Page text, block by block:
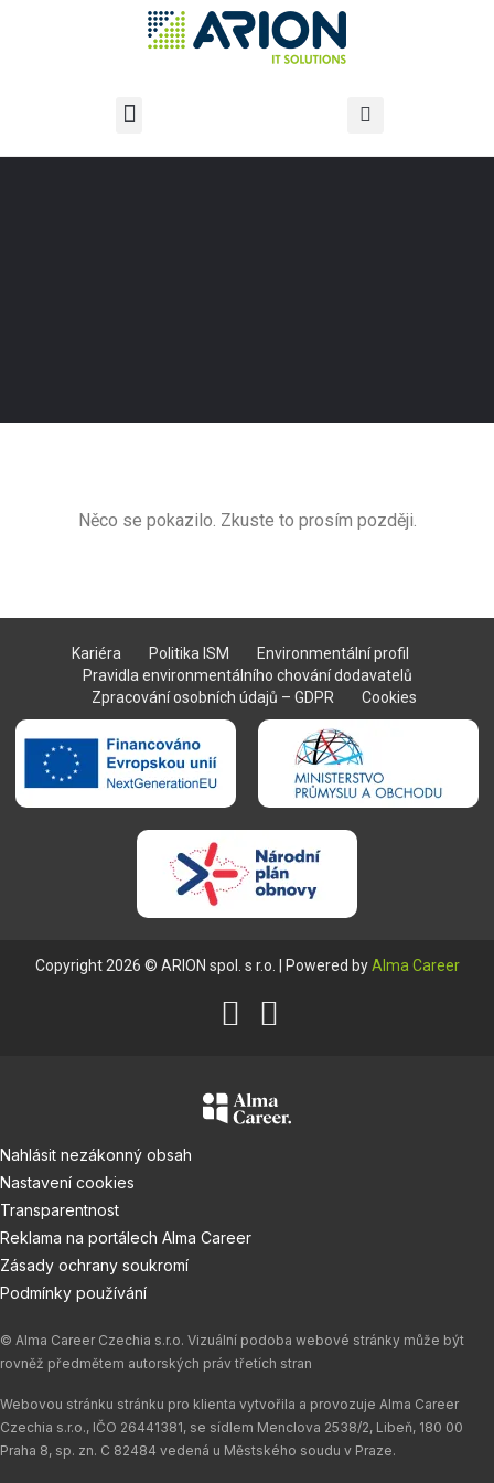
Něco se pokazilo. Zkuste to prosím později.
Kariéra Politika ISM
Environmentální profil
Pravidla environmentálního chování dodavatelů
Zpracování osobních údajů – GDPR
Cookies
Copyright 2026 © ARION spol. s r.o. | Powered byAlma Career
Nahlásit nezákonný obsah
Nastavení cookies
Transparentnost
Reklama na portálech Alma Career
Zásady ochrany soukromí
Podmínky používání
© Alma Career Czechia s.r.o. Vizuální podoba webové stránky může být
rovněž předmětem autorských práv třetích stran
Webovou stránku stránku pro klienta vytvořila a provozuje Alma Career
Czechia s.r.o., IČO 26441381, se sídlem Menclova 2538/2, Libeň, 180 00
Praha 8, sp. zn. C 82484 vedená u Městského soudu v Praze.